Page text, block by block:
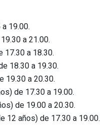
19.00.
a 21.00.
17.30 a 18.30.
18.30 a 19.30.
19.30 a 20.30.
de 17.30 a 19.00.
de 19.00 a 20.30.
12 años) de 17.30 a 19.00.